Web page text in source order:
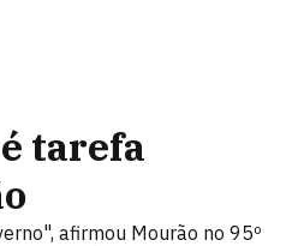
tarefa
afirmou Mourão no 95º